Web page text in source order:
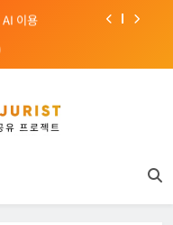
이용
을 바라보며
제 촉구
이용
을 바라보며